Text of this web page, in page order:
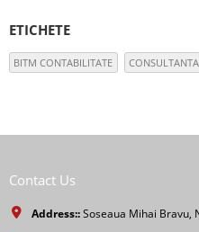
ETICHETE
BITM CONTABILITATE CONSULTANTA
Contact Us
Address::Soseaua Mihai Bravu,